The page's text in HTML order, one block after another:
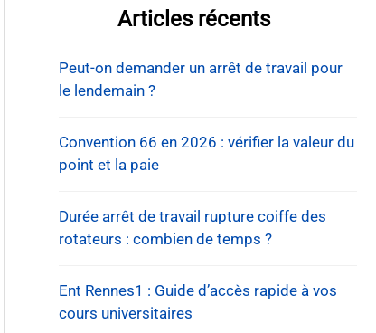
Articles récents
Peut-on demander un arrêt de travail pour
le lendemain ?
Convention 66 en 2026 : vérifier la valeur du
point et la paie
Durée arrêt de travail rupture coiffe des
rotateurs : combien de temps ?
Ent Rennes1 : Guide d’accès rapide à vos
cours universitaires